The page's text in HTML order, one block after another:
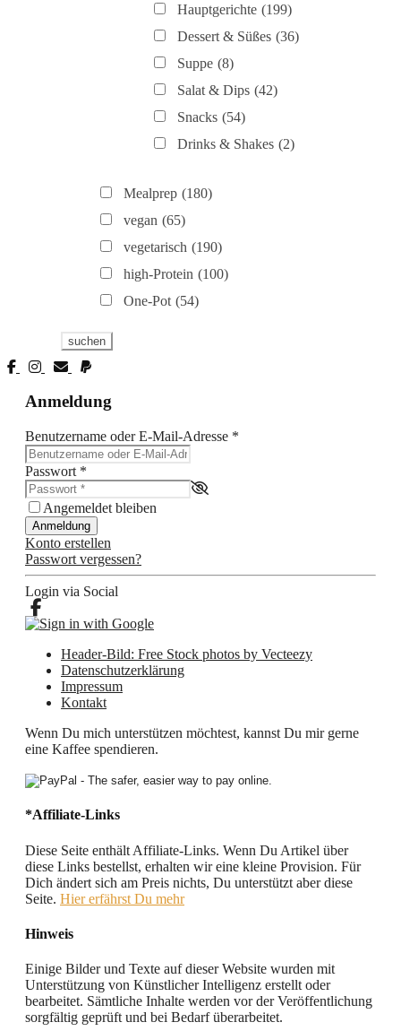
Hauptgerichte (199)
Dessert & Süßes (36)
Suppe (8)
Salat & Dips (42)
Snacks (54)
Drinks & Shakes (2)
Mealprep (180)
vegan (65)
vegetarisch (190)
high-Protein (100)
One-Pot (54)
Anmeldung
Benutzername oder E-Mail-Adresse *
Passwort *
Angemeldet bleiben
Anmeldung
Konto erstellen
Passwort vergessen?
Login via Social
Header-Bild: Free Stock photos by Vecteezy
Datenschutzerklärung
Impressum
Kontakt
Wenn Du mich unterstützen möchtest, kannst Du mir gerne
eine Kaffee spendieren.
*Affiliate-Links
Diese Seite enthält Affiliate-Links. Wenn Du Artikel über
diese Links bestellst, erhalten wir eine kleine Provision. Für
Dich ändert sich am Preis nichts, Du unterstützt aber diese
Seite. Hier erfährst Du mehr
Hinweis
Einige Bilder und Texte auf dieser Website wurden mit
Unterstützung von Künstlicher Intelligenz erstellt oder
bearbeitet. Sämtliche Inhalte werden vor der Veröffentlichung
sorgfältig geprüft und bei Bedarf überarbeitet.